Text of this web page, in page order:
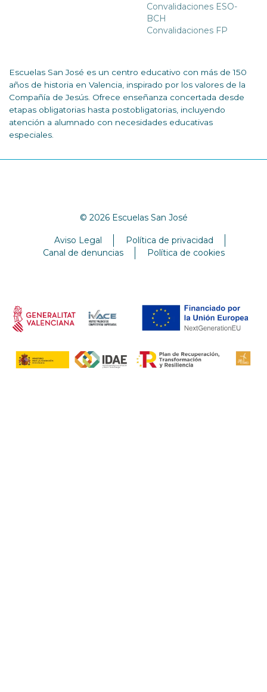
Convalidaciones ESO-
BCH
Convalidaciones FP
Escuelas San José es un centro educativo con más de 150
años de historia en Valencia, inspirado por los valores de la
Compañía de Jesús. Ofrece enseñanza concertada desde
etapas obligatorias hasta postobligatorias, incluyendo
atención a alumnado con necesidades educativas
especiales.
© 2026 Escuelas San José
Aviso Legal
Política de privacidad
Canal de denuncias
Política de cookies